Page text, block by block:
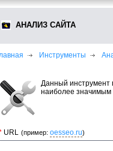
АНАЛИЗ САЙТА
Инструменты
Данный
наиболее значимым
URL (пример: oesseo.ru)